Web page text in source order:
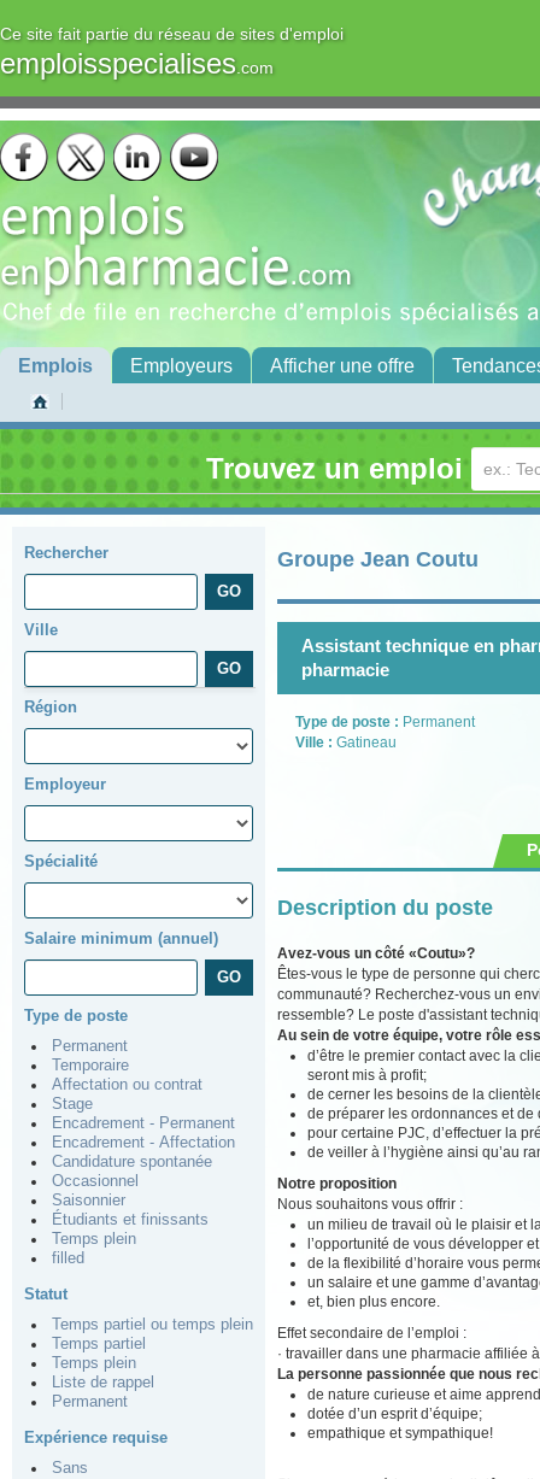
Ce site fait partie du réseau de sites d'emploi
emploisspecialises.com
Emplois Employeurs Afficher une offre
Trouvez un emploi
Rechercher
Ville
Région
Employeur
Spécialité
Salaire minimum (annuel)
Type de poste
Permanent
Temporaire
Affectation ou contrat
Stage
Encadrement - Permanent
Encadrement - Affectation
Candidature spontanée
Occasionnel
Saisonnier
Étudiants et finissants
Temps plein
filled
Statut
Temps partiel ou temps plein
Temps partiel
Temps plein
Liste de rappel
Permanent
Expérience requise
Sans
Groupe Jean Coutu
Assistant technique en
pharmacie
Type de poste : Permanent
Ville : Gatineau
Description du poste
Avez-vous un côté «Coutu»?
Êtes-vous le type de personne qui
communauté? Recherchez-vous un
ressemble? Le poste d'assistant
Au sein de votre équipe, votre rôle
d’être le premier contact avec la
seront mis à profit;
de cerner les besoins de la
de préparer les ordonnances et
pour certaine PJC, d’effectuer la
de veiller à l’hygiène ainsi qu’au
Notre proposition
Nous souhaitons vous offrir :
un milieu de travail où le plaisir et
l’opportunité de vous développer
de la flexibilité d’horaire vous
un salaire et une gamme
et, bien plus encore.
Effet secondaire de l’emploi :
· travailler dans une pharmacie affiliée
La personne passionnée que nous
de nature curieuse et aime
dotée d’un esprit d’équipe;
empathique et sympathique!